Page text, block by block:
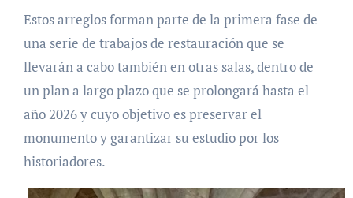
Estos arreglos forman parte de la primera fase de
una serie de trabajos de restauración que se
llevarán a cabo también en otras salas, dentro de
un plan a largo plazo que se prolongará hasta el
año 2026 y cuyo objetivo es preservar el
monumento y garantizar su estudio por los
historiadores.